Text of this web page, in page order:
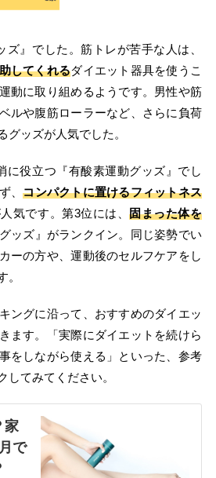
ズ』でした。筋トレが苦手な人は、
してくれるダイエット器具を使うこ
動に取り組めるようです。男性や筋
ルや腹筋ローラーなど、さらに負荷
グッズが人気でした。
に役立つ『有酸素運動グッズ』でし
、コンパクトに置けるフィットネス
気です。第3位には、固まった体を
グッズ』がランクイン。同じ姿勢でい
ーの方や、運動後のセルフケアをし
。
ングに沿って、おすすめのダイエッ
ます。「実際にダイエットを続けら
をしながら使える」といった、参考
してみてください。
家
で